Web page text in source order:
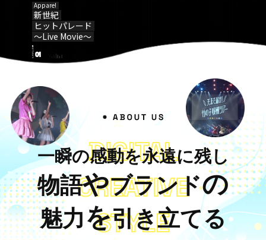
CONTACT
Appare!
新世紀
ヒットパレード
〜Live Movie〜
01
DIGITAL
CREATIVE
STYLE
一瞬の感動を永遠に残し
物語やブランドの
魅力を引き立てる